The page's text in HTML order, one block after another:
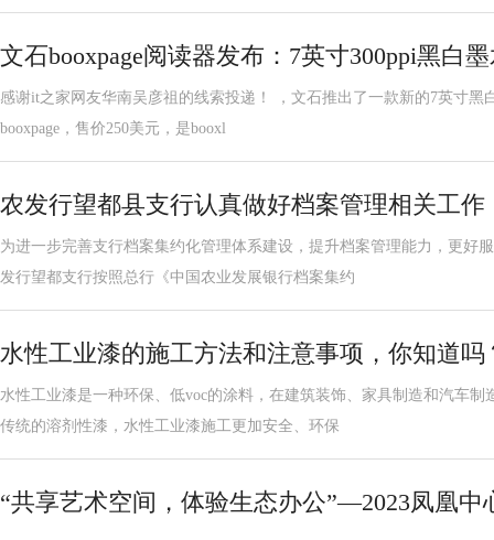
文石booxpage阅读器发布：7英寸300ppi黑白
感谢it之家网友华南吴彦祖的线索投递！ ，文石推出了一款新的7英寸黑
booxpage，售价250美元，是booxl
农发行望都县支行认真做好档案管理相关工作
为进一步完善支行档案集约化管理体系建设，提升档案管理能力，更好
发行望都支行按照总行《中国农业发展银行档案集约
水性工业漆的施工方法和注意事项，你知道
水性工业漆是一种环保、低voc的涂料，在建筑装饰、家具制造和汽车制
传统的溶剂性漆，水性工业漆施工更加安全、环保
“共享艺术空间，体验生态办公”—2023凤凰中